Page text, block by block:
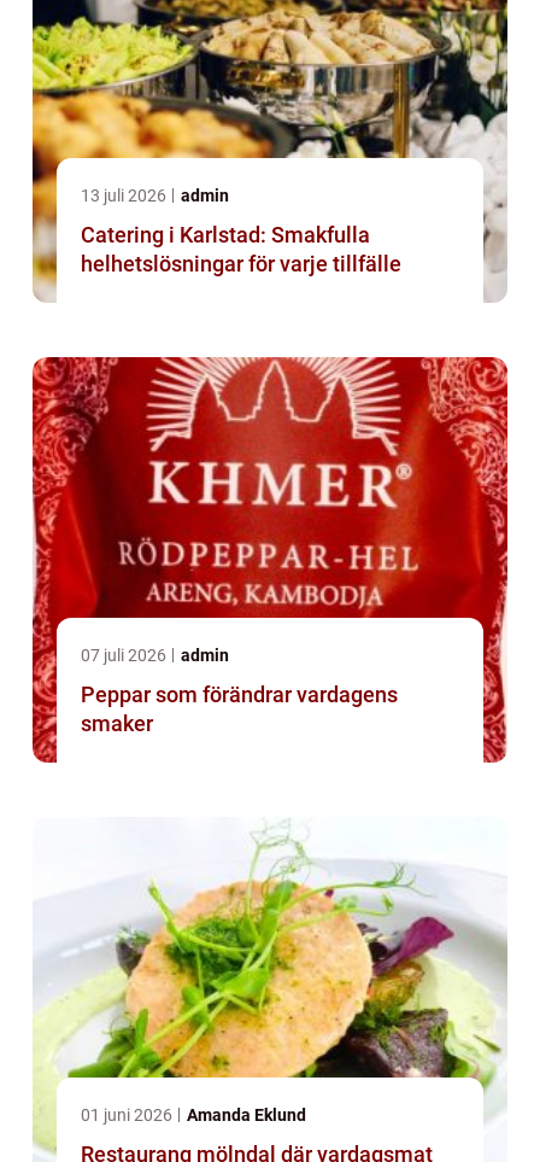
13 juli 2026 admin
Catering i Karlstad: Smakfulla
helhetslösningar för varje tillfälle
07 juli 2026 admin
Peppar som förändrar vardagens
smaker
01 juni 2026 Amanda Eklund
Restaurang mölndal där vardagsmat